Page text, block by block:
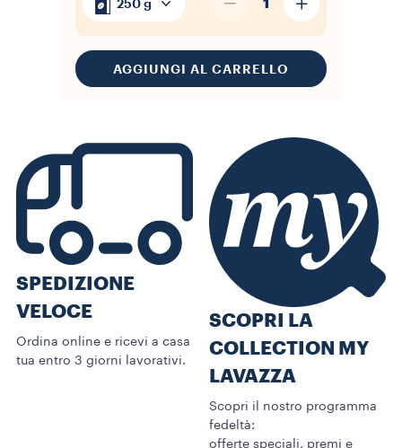
250 g 1
AGGIUNGI AL CARRELLO
SPEDIZIONE
VELOCE
Ordina online e ricevi a casa
tua entro 3 giorni lavorativi.
SCOPRI LA
COLLECTION MY
LAVAZZA
Scopri il nostro programma
fedeltà:
offerte speciali, premi e